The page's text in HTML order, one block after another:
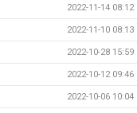
2022-11-14 08:12
2022-11-10 08:13
2022-10-28 15:59
2022-10-12 09:46
2022-10-06 10:04